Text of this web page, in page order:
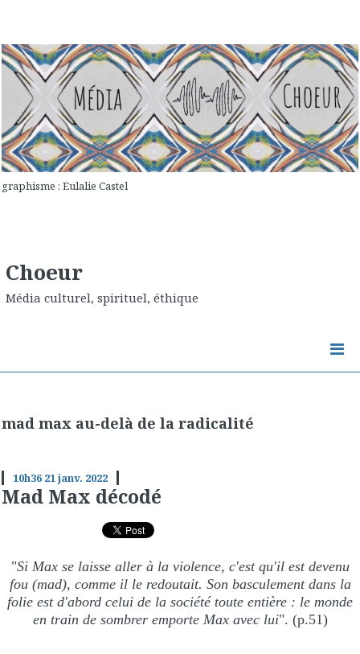
graphisme : Eulalie Castel
Choeur
Média culturel, spirituel, éthique
mad max au-delà de la radicalité
10h36 21janv. 2022
Mad Max décodé
"Si Max se laisse aller à la violence, c'est qu'il est devenu
fou (mad), comme il le redoutait. Son basculement dans la
folie est d'abord celui de la société toute entière : le monde
en train de sombrer emporte Max avec lui". (p.51)